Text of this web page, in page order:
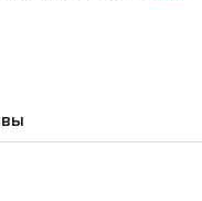
на 4 года